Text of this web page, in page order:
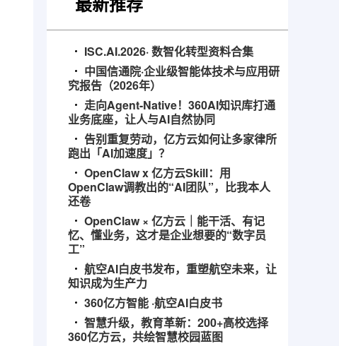
ISC.AI.2026· 数智化转型资料合集
中国信通院·企业级智能体技术与应用研
究报告（2026年）
走向Agent-Native！360AI知识库打通
业务底座，让人与AI自然协同
告别重复劳动，亿方云如何让多家律所
跑出「AI加速度」？
OpenClaw x 亿方云Skill：用
OpenClaw调教出的“AI团队”，比我本人
还卷
OpenClaw × 亿方云｜能干活、有记
忆、懂业务，这才是企业想要的“数字员
工”
航空AI白皮书发布，重塑航空未来，让
知识成为生产力
360亿方智能 ·航空AI白皮书
智慧升级，教育革新：200+高校选择
360亿方云，共绘智慧校园蓝图